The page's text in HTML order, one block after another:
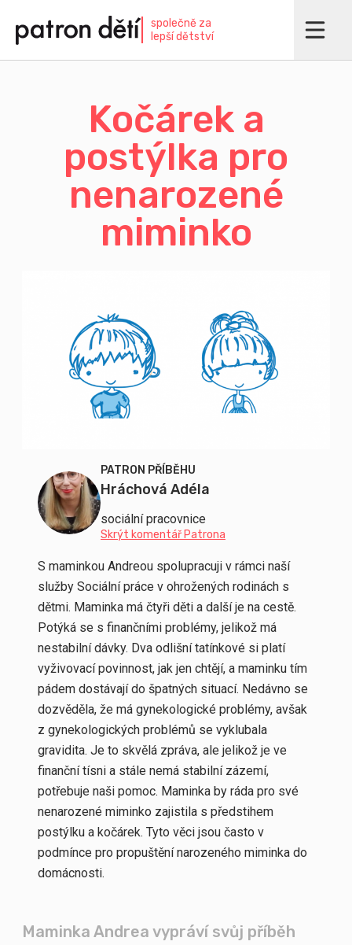
hlavnímu
obsahu
společně za
lepší dětství
Kočárek a
postýlka pro
nenarozené
miminko
PATRON PŘÍBĚHU
Hráchová Adéla
sociální pracovnice
Skrýt komentář Patrona
S maminkou Andreou spolupracuji v rámci naší
služby Sociální práce v ohrožených rodinách s
dětmi. Maminka má čtyři děti a další je na cestě.
Potýká se s finančními problémy, jelikož má
nestabilní dávky. Dva odlišní tatínkové si platí
vyživovací povinnost, jak jen chtějí, a maminku tím
pádem dostávají do špatných situací. Nedávno se
dozvěděla, že má gynekologické problémy, avšak
z gynekologických problémů se vyklubala
gravidita. Je to skvělá zpráva, ale jelikož je ve
finanční tísni a stále nemá stabilní zázemí,
potřebuje naši pomoc. Maminka by ráda pro své
nenarozené miminko zajistila s předstihem
postýlku a kočárek. Tyto věci jsou často v
podmínce pro propuštění narozeného miminka do
domácnosti.
Maminka Andrea vypráví svůj příběh